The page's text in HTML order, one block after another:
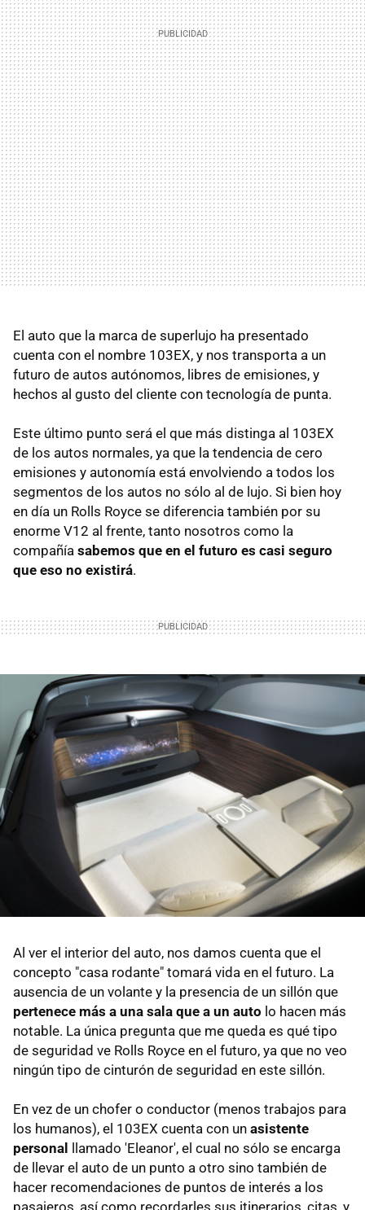
El auto que la marca de superlujo ha presentado
cuenta con el nombre 103EX, y nos transporta a un
futuro de autos autónomos, libres de emisiones, y
hechos al gusto del cliente con tecnología de punta.
Este último punto será el que más distinga al 103EX
de los autos normales, ya que la tendencia de cero
emisiones y autonomía está envolviendo a todos los
segmentos de los autos no sólo al de lujo. Si bien hoy
en día un Rolls Royce se diferencia también por su
enorme V12 al frente, tanto nosotros como la
compañía sabemos que en el futuro es casi seguro
que eso no existirá.
Al ver el interior del auto, nos damos cuenta que el
concepto "casa rodante" tomará vida en el futuro. La
ausencia de un volante y la presencia de un sillón que
pertenece más a una sala que a un auto lo hacen más
notable. La única pregunta que me queda es qué tipo
de seguridad ve Rolls Royce en el futuro, ya que no veo
ningún tipo de cinturón de seguridad en este sillón.
En vez de un chofer o conductor (menos trabajos para
los humanos), el 103EX cuenta con un asistente
personal
llamado 'Eleanor', el cual no sólo se encarga
de llevar el auto de un punto a otro sino también de
hacer recomendaciones de puntos de interés a los